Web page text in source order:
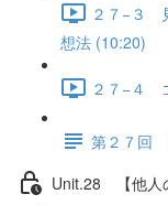
２７−３
想法 (10:20)
２７−４
第２７回
Unit.28 【他人